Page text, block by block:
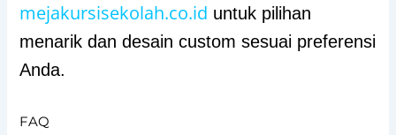
mejakursisekolah.co.id untuk pilihan
menarik dan desain custom sesuai preferensi
Anda.
FAQ